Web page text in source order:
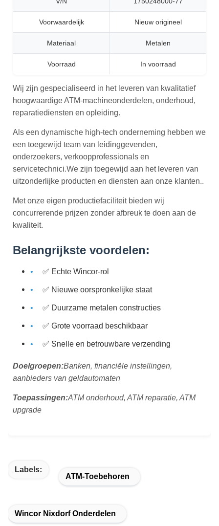
Voorwaardelijk Nieuw origineel
Materiaal Metalen
Voorraad In voorraad
Wij zijn gespecialiseerd in het leveren van kwalitatief
hoogwaardige ATM-machineonderdelen, onderhoud,
reparatiediensten en opleiding.
Als een dynamische high-tech onderneming hebben we
een toegewijd team van leidinggevenden,
onderzoekers, verkoopprofessionals en
servicetechnici.We zijn toegewijd aan het leveren van
uitzonderlijke producten en diensten aan onze klanten..
Met onze eigen productiefaciliteit bieden wij
concurrerende prijzen zonder afbreuk te doen aan de
kwaliteit.
Belangrijkste voordelen:
✅ Echte Wincor-rol
✅ Nieuwe oorspronkelijke staat
✅ Duurzame metalen constructies
✅ Grote voorraad beschikbaar
✅ Snelle en betrouwbare verzending
Doelgroepen:Banken, financiële instellingen,
aanbieders van geldautomaten
Toepassingen:ATM onderhoud, ATM reparatie, ATM
upgrade
Labels:
ATM-Toebehoren
Wincor Nixdorf Onderdelen